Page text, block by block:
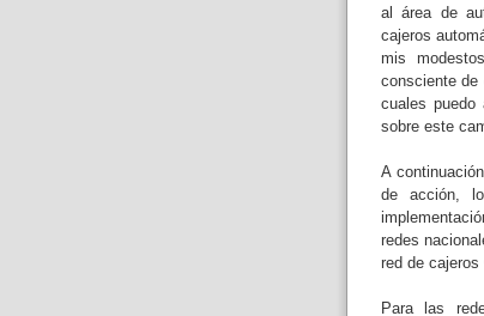
al área de
cajeros
mis
consciente
cuales
sobre este
A
de acción,
redes
red de
Para las